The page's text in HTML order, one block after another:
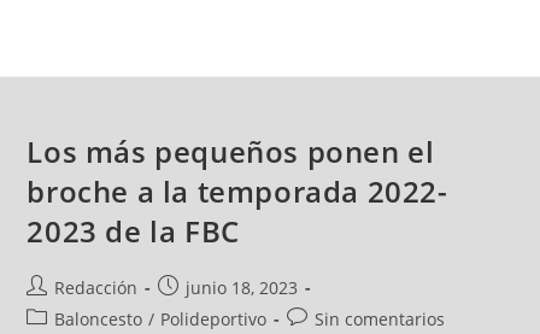
Los más pequeños ponen el
broche a la temporada 2022-
2023 de la FBC
Redacción
junio 18, 2023
Baloncesto / Polideportivo Sin comentarios